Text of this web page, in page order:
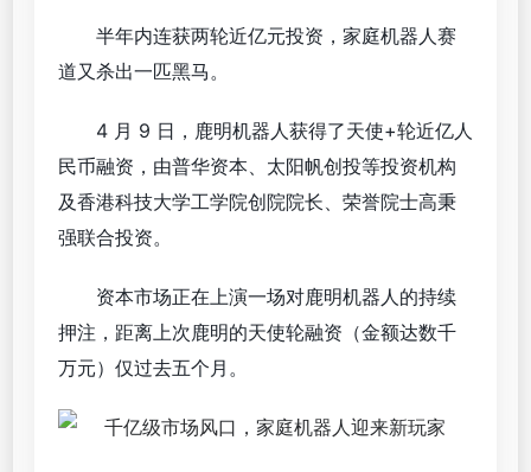
半年内连获两轮近亿元投资，家庭机器人赛
道又杀出一匹黑马。
4 月 9 日，鹿明机器人获得了天使+轮近亿人
民币融资，由普华资本、太阳帆创投等投资机构
及香港科技大学工学院创院院长、荣誉院士高秉
强联合投资。
资本市场正在上演一场对鹿明机器人的持续
押注，距离上次鹿明的天使轮融资（金额达数千
万元）仅过去五个月。